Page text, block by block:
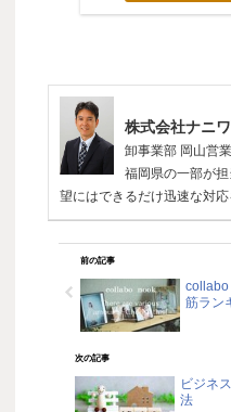
株式会社ナニ
卸事業部 岡山営
福岡県の一部が
望にはできるだけ迅速な対
前の記事
collabo
筋ラン
次の記事
ビジネ
法